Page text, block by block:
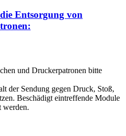
Entsorgung von
und Druckerpatronen bitte
der Sendung gegen Druck, Stoß,
Beschädigt eintreffende Module
werden.